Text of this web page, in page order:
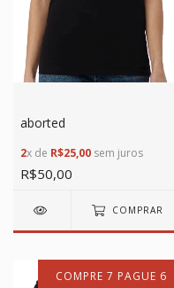
aborted
2x de R$25,00 sem juros
R$50,00
COMPRAR
COMPRE 7 PAGUE 6